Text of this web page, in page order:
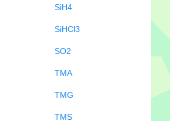
SiH4
SiHCl3
SO2
TMA
TMG
TMS